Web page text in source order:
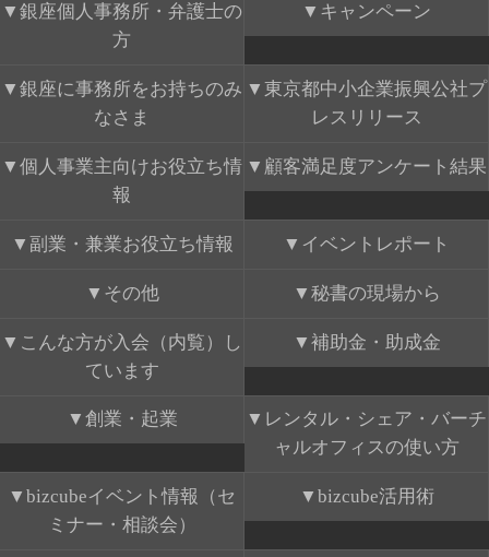
銀座個人事務所・弁護士の
方
キャンペーン
銀座に事務所をお持ちのみ
なさま
東京都中小企業振興公社プ
レスリリース
個人事業主向けお役立ち情
報
顧客満足度アンケート結果
副業・兼業お役立ち情報 イベントレポート
その他 秘書の現場から
こんな方が入会（内覧）し
ています
補助金・助成金
創業・起業
レンタル・シェア・バーチ
ャルオフィスの使い方
bizcubeイベント情報（セ
ミナー・相談会）
bizcube活用術